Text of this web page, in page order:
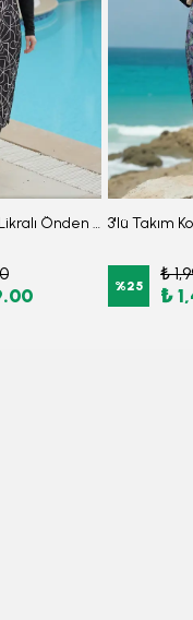
3'lü Takım Kolları Likralı Önden Fermuarlı Yırtmaçlı Maksi Burkini Tesettür Mayo D26
%25
₺
₺